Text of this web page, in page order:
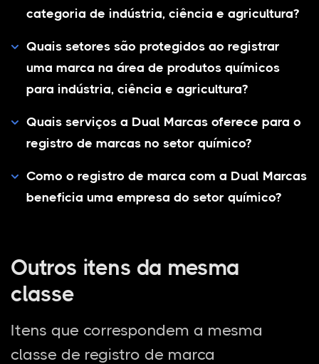
categoria de indústria, ciência e agricultura?
Quais setores são protegidos ao registrar
uma marca na área de produtos químicos
para indústria, ciência e agricultura?
Quais serviços a Dual Marcas oferece para o
registro de marcas no setor químico?
Como o registro de marca com a Dual Marcas
beneficia uma empresa do setor químico?
Outros itens da mesma
classe
Itens que correspondem a mesma
classe de registro de marca